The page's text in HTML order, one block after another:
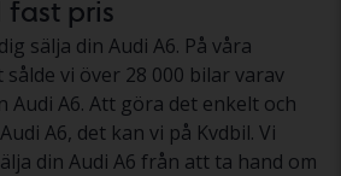
fast pris
sälja din Audi A6. På våra
vi över 28 000 bilar varav
Audi A6. Att göra det enkelt och
A6, det kan vi på Kvdbil. Vi
din Audi A6 från att ta hand om